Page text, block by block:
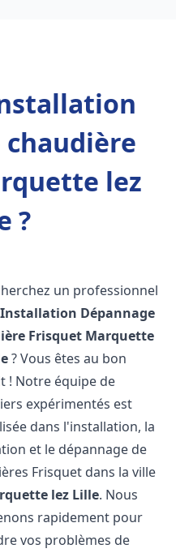
chaudière
lez
?
un professionnel
Installation Dépannage
Frisquet Marquette
? Vous êtes au bon
! Notre équipe de
expérimentés est
dans l'installation, la
et le dépannage de
Frisquet dans la ville
lez Lille. Nous
rapidement pour
vos problèmes de